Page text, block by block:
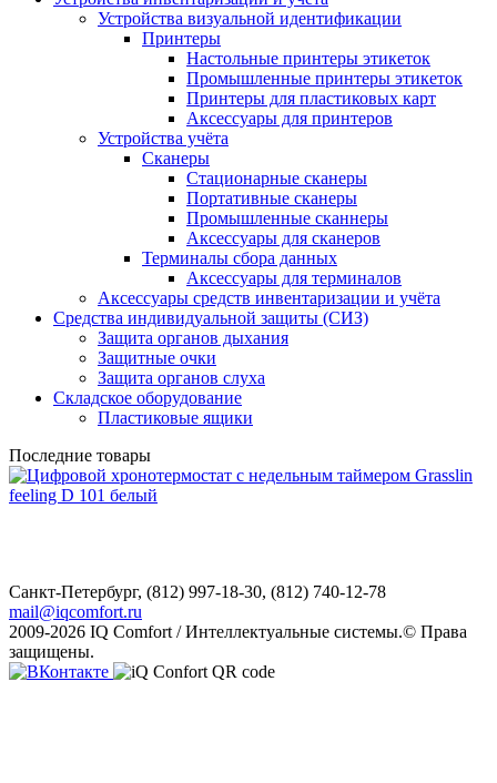
Устройства визуальной идентификации
Принтеры
Настольные принтеры этикеток
Промышленные принтеры этикеток
Принтеры для пластиковых карт
Аксессуары для принтеров
Устройства учёта
Сканеры
Стационарные сканеры
Портативные сканеры
Промышленные сканнеры
Аксессуары для сканеров
Терминалы сбора данных
Аксессуары для терминалов
Аксессуары средств инвентаризации и учёта
Средства индивидуальной защиты (СИЗ)
Защита органов дыхания
Защитные очки
Защита органов слуха
Складское оборудование
Пластиковые ящики
Последние товары
Санкт-Петербург, (812) 997-18-30, (812) 740-12-78
mail@iqcomfort.ru
2009-2026 IQ Comfort / Интеллектуальные системы.© Права
защищены.